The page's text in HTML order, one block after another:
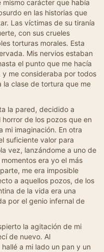
carácter que había
en las historias que
Las víctimas de su tiranía
con sus crueles
torturas morales. Esta
Mis nervios estaban
el punto que me hacía
me consideraba por todos
la clase de tortura que me
la pared, decidido a
de los pozos que en
mi imaginación. En otra
suficiente valor para
vez, lanzándome a uno de
era yo el más
me era imposible
a aquellos pozos, de los
de la vida era una
por el genio infernal de
la agitación de mi
de nuevo. Al
a mi lado un pan y un